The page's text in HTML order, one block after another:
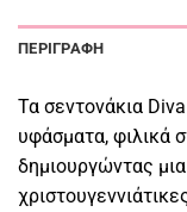
ΠΕΡΙΓΡΑΦΉ
Τα σεντονάκια
υφάσματα, φιλικά
δημιουργώντας